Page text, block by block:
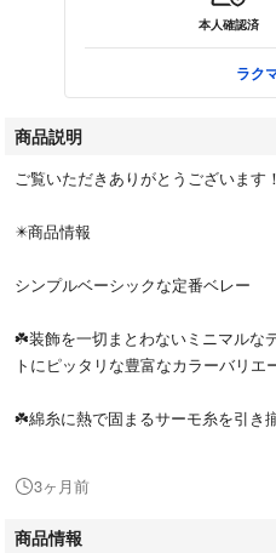
本人確認済
ラク
商品説明
ご覧いただきありがとうございます！
✴️商品情報
シンプルベーシックな定番ベレー
☘️装飾を一切まとわないミニマルな
トにピッタリな豊富なカラーバリエ
☘️綿糸に熱で固まるサーモ糸を引き
・ブランド : CA4LA カシラ
・カラー : ブラック
3ヶ月前
商品情報